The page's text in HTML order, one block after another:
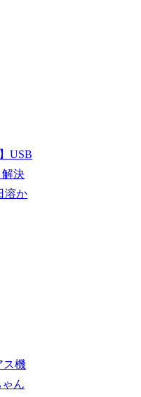
USB
決
溶か
ス機
ん